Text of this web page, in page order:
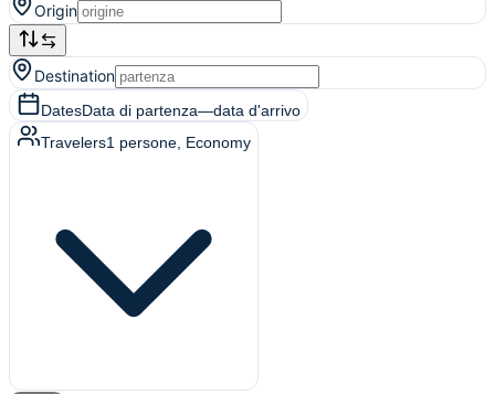
Origin
Destination
DatesData di partenza—data d'arrivo
Travelers1 persone , Economy